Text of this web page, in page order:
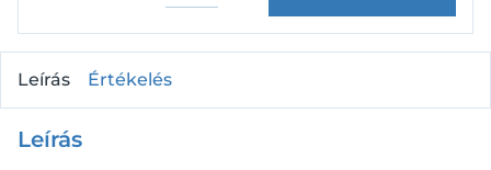
Leírás Értékelés
Leírás